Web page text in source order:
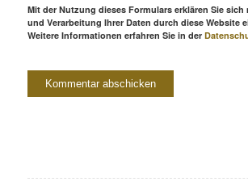
Mit der Nutzung dieses Formulars erklären Sie sich
und Verarbeitung Ihrer Daten durch diese Website
Weitere Informationen erfahren Sie in der